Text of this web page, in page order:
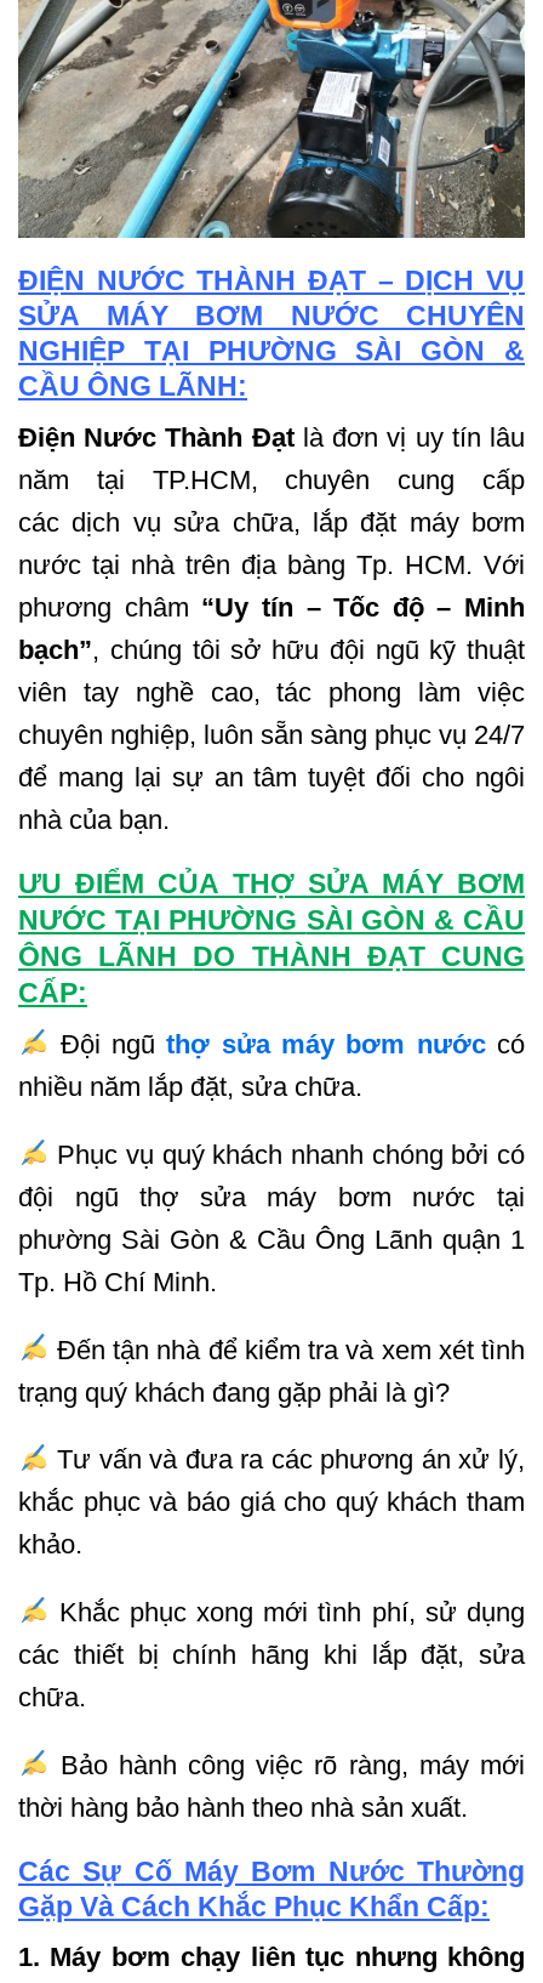
ĐIỆN NƯỚC THÀNH ĐẠT – DỊCH VỤ
SỬA MÁY BƠM NƯỚC CHUYÊN
NGHIỆP TẠI PHƯỜNG SÀI GÒN &
CẦU ÔNG LÃNH:
Điện Nước Thành Đạtlà đơn vị uy tín lâu
năm tại TP.HCM, chuyên cung cấp
các dịch vụ sửa chữa, lắp đặt máy bơm
nước tại nhà trên địa bàng Tp. HCM. Với
phương châm “Uy tín – Tốc độ – Minh
bạch”, chúng tôi sở hữu đội ngũ kỹ thuật
viên tay nghề cao, tác phong làm việc
chuyên nghiệp, luôn sẵn sàng phục vụ 24/7
để mang lại sự an tâm tuyệt đối cho ngôi
nhà của bạn.
ƯU ĐIỂM CỦA THỢ SỬA MÁY BƠM
NƯỚC TẠI PHƯỜNG SÀI GÒN & CẦU
ÔNG LÃNH DO THÀNH ĐẠT CUNG
CẤP:
Đội ngũthợ sửa máy bơm nướccó
nhiều năm lắp đặt, sửa chữa.
Phục vụ quý khách nhanh chóng bởi có
đội ngũ thợ sửa máy bơm nước tại
phường Sài Gòn & Cầu Ông Lãnh quận 1
Tp. Hồ Chí Minh.
Đến tận nhà để kiểm tra và xem xét tình
trạng quý khách đang gặp phải là gì?
Tư vấn và đưa ra các phương án xử lý,
khắc phục và báo giá cho quý khách tham
khảo.
Khắc phục xong mới tình phí, sử dụng
các thiết bị chính hãng khi lắp đặt, sửa
chữa.
Bảo hành công việc rõ ràng, máy mới
thời hàng bảo hành theo nhà sản xuất.
Các Sự Cố Máy Bơm Nước Thường
Gặp Và Cách Khắc Phục Khẩn Cấp:
1. Máy bơm chạy liên tục nhưng không